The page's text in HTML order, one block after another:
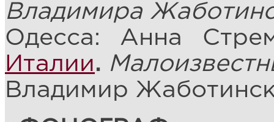
Владимира
Одесса: Анна
Италии.
Владимир